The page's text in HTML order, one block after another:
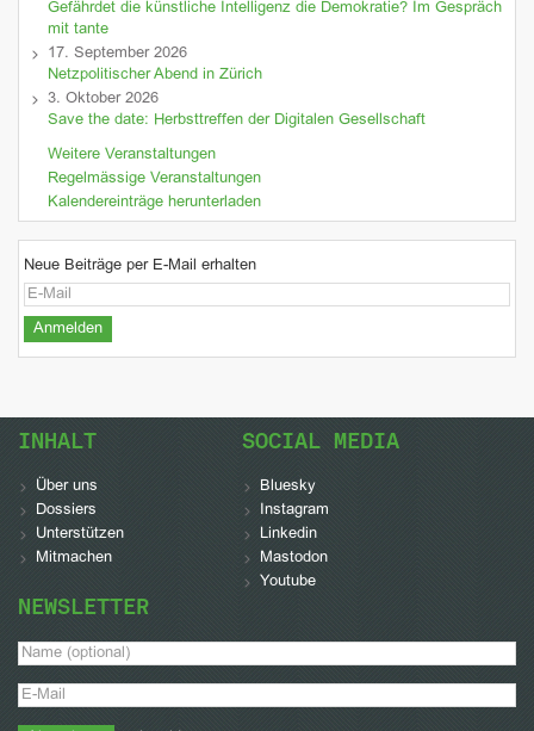
Gefährdet die künstliche Intelligenz die Demokratie? Im Gespräch
mit tante
17. September 2026
Netzpolitischer Abend in Zürich
3. Oktober 2026
Save the date: Herbsttreffen der Digitalen Gesellschaft
Weitere Veranstaltungen
Regelmässige Veranstaltungen
Kalendereinträge herunterladen
Neue Beiträge per E-Mail erhalten
INHALT
Über uns
Dossiers
Unterstützen
Mitmachen
SOCIAL MEDIA
Bluesky
Instagram
Linkedin
Mastodon
Youtube
NEWSLETTER